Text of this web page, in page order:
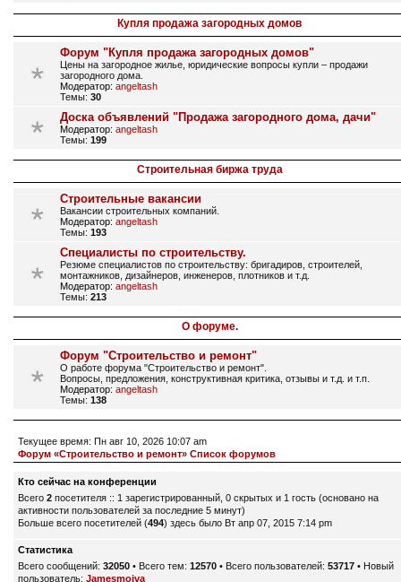
Купля продажа загородных домов
Форум "Купля продажа загородных домов"
Цены на загородное жилье, юридические вопросы купли – продажи
загородного дома.
Модератор: angeltash
Темы: 30
Доска объявлений "Продажа загородного дома, дачи"
Модератор: angeltash
Темы: 199
Строительная биржа труда
Строительные вакансии
Вакансии строительных компаний.
Модератор: angeltash
Темы: 193
Специалисты по строительству.
Резюме специалистов по строительству: бригадиров, строителей,
монтажников, дизайнеров, инженеров, плотников и т.д.
Модератор: angeltash
Темы: 213
О форуме.
Форум "Строительство и ремонт"
О работе форума "Строительство и ремонт".
Вопросы, предложения, конструктивная критика, отзывы и т.д. и т.п.
Модератор: angeltash
Темы: 138
Текущее время: Пн авг 10, 2026 10:07 am
Форум «Строительство и ремонт» Список форумов
Кто сейчас на конференции
Всего 2 посетителя :: 1 зарегистрированный, 0 скрытых и 1 гость (основано на
активности пользователей за последние 5 минут)
Больше всего посетителей (494) здесь было Вт апр 07, 2015 7:14 pm
Статистика
Всего сообщений: 32050 • Всего тем: 12570 • Всего пользователей: 53717 • Новый
пользователь: Jamesmoiva